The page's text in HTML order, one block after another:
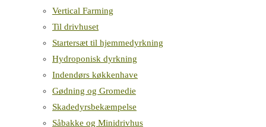
Vertical Farming
Til drivhuset
Startersæt til hjemmedyrkning
Hydroponisk dyrkning
Indendørs køkkenhave
Gødning og Gromedie
Skadedyrsbekæmpelse
Såbakke og Minidrivhus